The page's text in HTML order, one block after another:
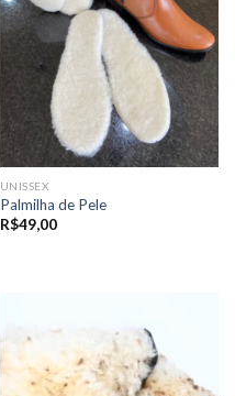
UNISSEX
Palmilha de Pele
R$49,00